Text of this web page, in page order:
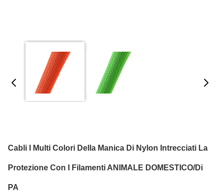
Cabli I Multi Colori Della Manica Di Nylon Intrecciati La
Protezione Con I Filamenti ANIMALE DOMESTICO/di
PA